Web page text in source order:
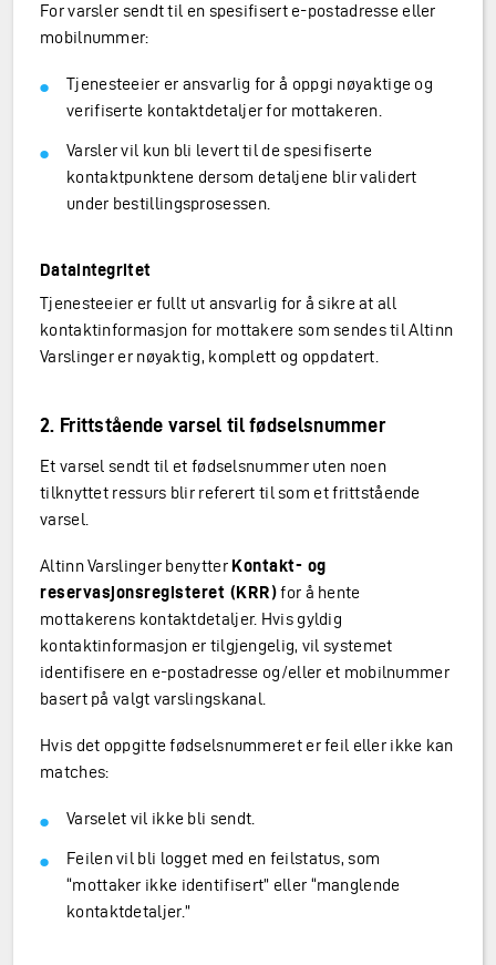
For varsler sendt til en spesifisert e-postadresse eller
mobilnummer:
Tjenesteeier er ansvarlig for å oppgi nøyaktige og
verifiserte kontaktdetaljer for mottakeren.
Varsler vil kun bli levert til de spesifiserte
kontaktpunktene dersom detaljene blir validert
under bestillingsprosessen.
Dataintegritet
Tjenesteeier er fullt ut ansvarlig for å sikre at all
kontaktinformasjon for mottakere som sendes til Altinn
Varslinger er nøyaktig, komplett og oppdatert.
2. Frittstående varsel til fødselsnummer
Et varsel sendt til et fødselsnummer uten noen
tilknyttet ressurs blir referert til som et frittstående
varsel.
Altinn Varslinger benytter Kontakt- og
reservasjonsregisteret (KRR)for å hente
mottakerens kontaktdetaljer. Hvis gyldig
kontaktinformasjon er tilgjengelig, vil systemet
identifisere en e-postadresse og/eller et mobilnummer
basert på valgt varslingskanal.
Hvis det oppgitte fødselsnummeret er feil eller ikke kan
matches:
Varselet vil ikke bli sendt.
Feilen vil bli logget med en feilstatus, som
“mottaker ikke identifisert” eller “manglende
kontaktdetaljer.”